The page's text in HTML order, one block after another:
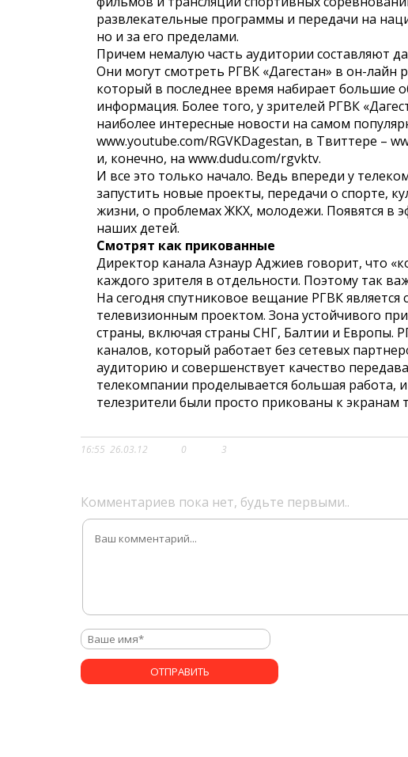
развлекательные программы и передачи на
но и за его пределами.
Причем немалую часть аудитории составляют
Они могут смотреть РГВК «Дагестан» в он-
который в последнее время набирает большие
информация. Более того, у зрителей РГВК
наиболее интересные новости на самом
www.youtube.com/RGVKDagestan, в Твиттере –
и, конечно, на www.dudu.com/rgvktv.
И все это только начало. Ведь впереди у
запустить новые проекты, передачи о спорте,
жизни, о проблемах ЖКХ, молодежи. Появятся в
наших детей.
Смотрят как прикованные
Директор канала Азнаур Аджиев говорит, что
каждого зрителя в отдельности. Поэтому так
На сегодня спутниковое вещание РГВК
телевизионным проектом. Зона устойчивого
страны, включая страны СНГ, Балтии и Европы.
каналов, который работает без сетевых
аудиторию и совершенствует качество
телекомпании проделывается большая работа,
телезрители были просто прикованы к экранам
16:55 26.03.12 0 3
Комментариев пока нет, будьте первыми..